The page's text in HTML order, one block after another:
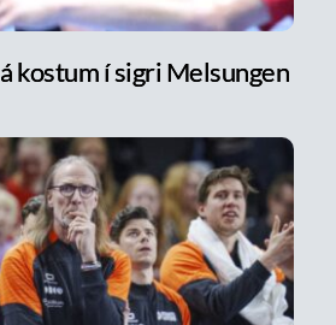
kostum í sigri Melsungen